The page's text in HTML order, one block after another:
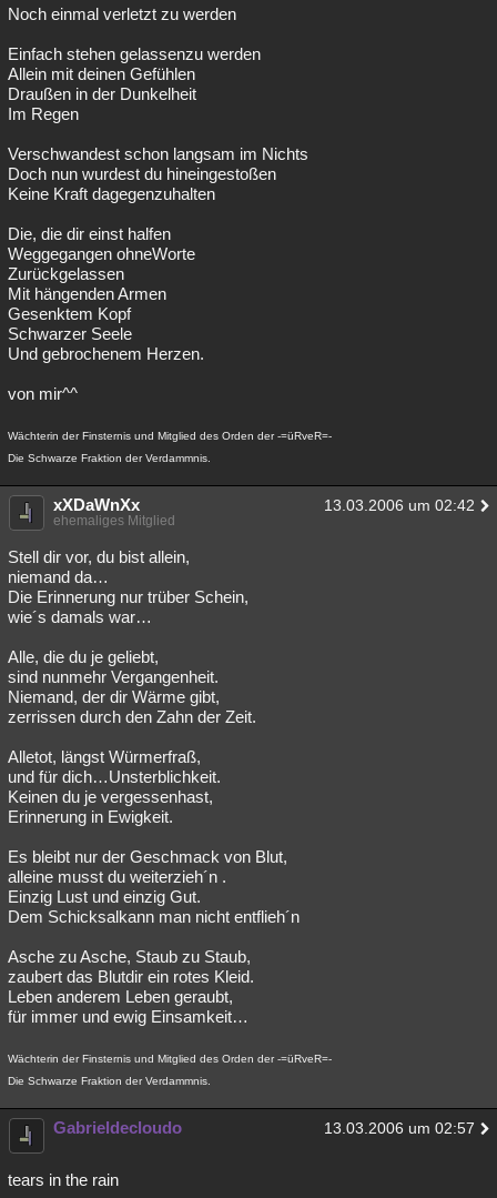
Noch einmal verletzt zu werden
Einfach stehen gelassenzu werden
Allein mit deinen Gefühlen
Draußen in der Dunkelheit
Im Regen
Verschwandest schon langsam im Nichts
Doch nun wurdest du hineingestoßen
Keine Kraft dagegenzuhalten
Die, die dir einst halfen
Weggegangen ohneWorte
Zurückgelassen
Mit hängenden Armen
Gesenktem Kopf
Schwarzer Seele
Und gebrochenem Herzen.
von mir^^
Wächterin der Finsternis und Mitglied des Orden der -=üRveR=-
Die Schwarze Fraktion der Verdammnis.
xXDaWnXx 13.03.2006 um 02:42
ehemaliges Mitglied
Stell dir vor, du bist allein,
niemand da…
Die Erinnerung nur trüber Schein,
wie´s damals war…
Alle, die du je geliebt,
sind nunmehr Vergangenheit.
Niemand, der dir Wärme gibt,
zerrissen durch den Zahn der Zeit.
Alletot, längst Würmerfraß,
und für dich…Unsterblichkeit.
Keinen du je vergessenhast,
Erinnerung in Ewigkeit.
Es bleibt nur der Geschmack von Blut,
alleine musst du weiterzieh´n .
Einzig Lust und einzig Gut.
Dem Schicksalkann man nicht entflieh´n
Asche zu Asche, Staub zu Staub,
zaubert das Blutdir ein rotes Kleid.
Leben anderem Leben geraubt,
für immer und ewig Einsamkeit…
Wächterin der Finsternis und Mitglied des Orden der -=üRveR=-
Die Schwarze Fraktion der Verdammnis.
Gabrieldecloudo 13.03.2006 um 02:57
tears in the rain